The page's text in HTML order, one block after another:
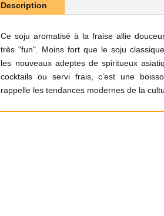
Description
Ce soju aromatisé à la fraise allie
très "fun". Moins fort que le soju
les nouveaux adeptes de spiritueux
cocktails ou servi frais, c’est une
rappelle les tendances modernes de la